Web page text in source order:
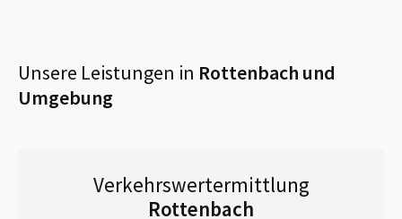
Unsere Leistungen in Rottenbach und
Umgebung
Verkehrswertermittlung
Rottenbach